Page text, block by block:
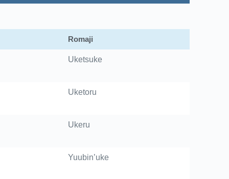
Romaji
Uketsuke
Uketoru
Ukeru
Yuubin’uke